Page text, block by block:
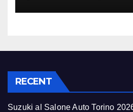
RECENT
Suzuki al Salone Auto Torino